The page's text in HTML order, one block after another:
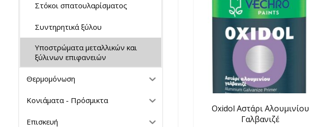
Στόκοι σπατουλαρίσματος
Συντηρητικά ξύλου
Υποστρώματα μεταλλικών και
ξύλινων επιφανειών
Θερμομόνωση
Κονιάματα - Πρόσμικτα
Επισκευή
Oxidol Αστάρι Αλουμινίου
Γαλβανιζέ